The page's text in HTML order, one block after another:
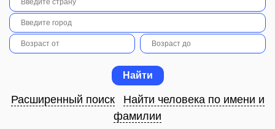
Расширенный поиск
Найти человека по имени и
фамилии